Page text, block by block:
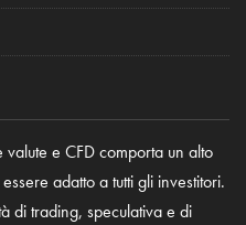
e CFD comporta un alto
adatto a tutti gli investitori.
di trading, speculativa e di